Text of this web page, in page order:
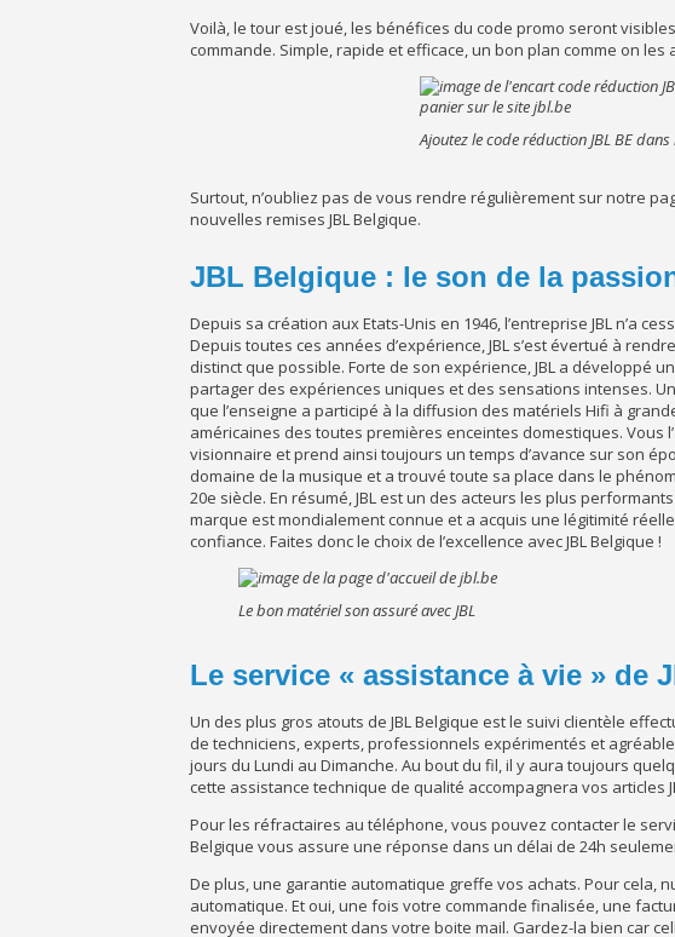
Voilà, le tour est joué, les bénéfices du code promo seront
commande. Simple, rapide et efficace, un bon plan comme on les
Ajoutez le code réduction JBL BE
Surtout, n’oubliez pas de vous rendre régulièrement sur notre
nouvelles remises JBL Belgique.
JBL Belgique : le son de la
Depuis sa création aux Etats-Unis en 1946, l’entreprise JBL n’a
Depuis toutes ces années d’expérience, JBL s’est évertué à
distinct que possible. Forte de son expérience, JBL a développé
partager des expériences uniques et des sensations intenses.
que l’enseigne a participé à la diffusion des matériels Hifi à
américaines des toutes premières enceintes domestiques. Vous
visionnaire et prend ainsi toujours un temps d’avance sur son
domaine de la musique et a trouvé toute sa place dans le
20e siècle. En résumé, JBL est un des acteurs les plus
marque est mondialement connue et a acquis une légitimité
confiance. Faites donc le choix de l’excellence avec JBL Belgique !
Le bon matériel son assuré avec JBL
Le service « assistance à vie » de
Un des plus gros atouts de JBL Belgique est le suivi clientèle
de techniciens, experts, professionnels expérimentés et
jours du Lundi au Dimanche. Au bout du fil, il y aura toujours
cette assistance technique de qualité accompagnera vos articles
Pour les réfractaires au téléphone, vous pouvez contacter le
Belgique vous assure une réponse dans un délai de 24h
De plus, une garantie automatique greffe vos achats. Pour cela,
automatique. Et oui, une fois votre commande finalisée, une
envoyée directement dans votre boite mail. Gardez-la bien car